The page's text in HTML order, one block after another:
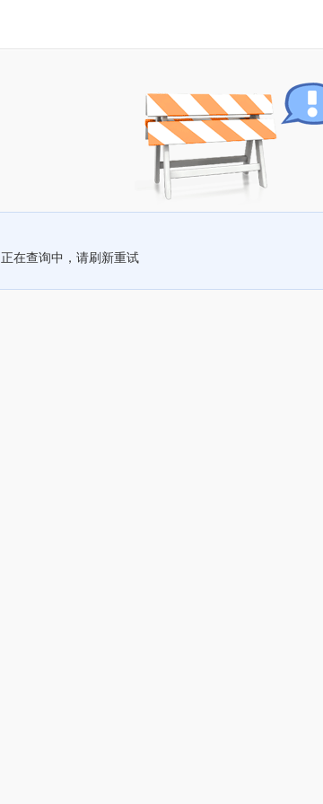
正在查询中，请刷新重试